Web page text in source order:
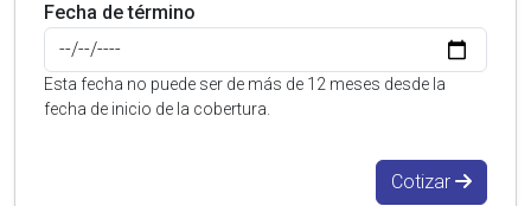
Fecha de término
Esta fecha no puede ser de más de 12 meses desde la
fecha de inicio de la cobertura.
Cotizar